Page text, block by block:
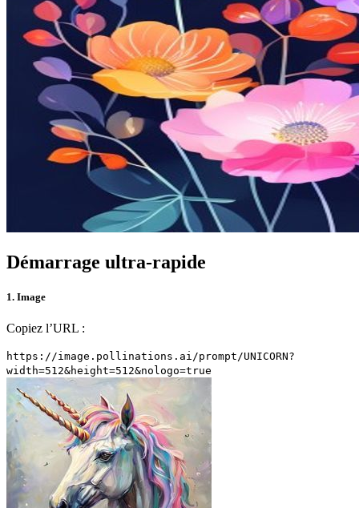
Démarrage ultra-rapide
1. Image
Copiez l’URL :
https://image.pollinations.ai/prompt/UNICORN?
width=512&height=512&nologo=true